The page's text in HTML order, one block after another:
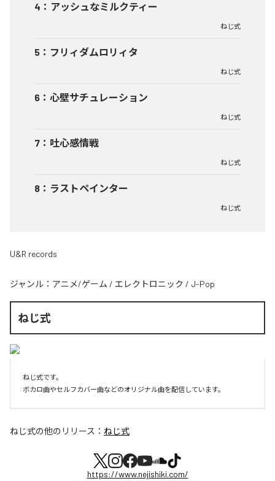
4 ： アッシュなミルクティー
ねじ式
5 ： フリィダムロリィタ
ねじ式
6 ： 心壁サチュレーション
ねじ式
7 ： 吐心感情戦
ねじ式
8 ： ラストペインター
ねじ式
U&R records
ジャンル： アニメ/ゲーム / エレクトロニック / J-Pop
ねじ式
ねじ式です。
ボカロ曲やセルフカバー曲などのオリジナル曲を配信しています。
ねじ式の他のリリース： ねじ式
https://www.nejishiki.com/